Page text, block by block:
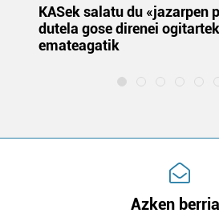
KASek salatu du «jazarpen
dutela gose direnei
emateagatik
Azken